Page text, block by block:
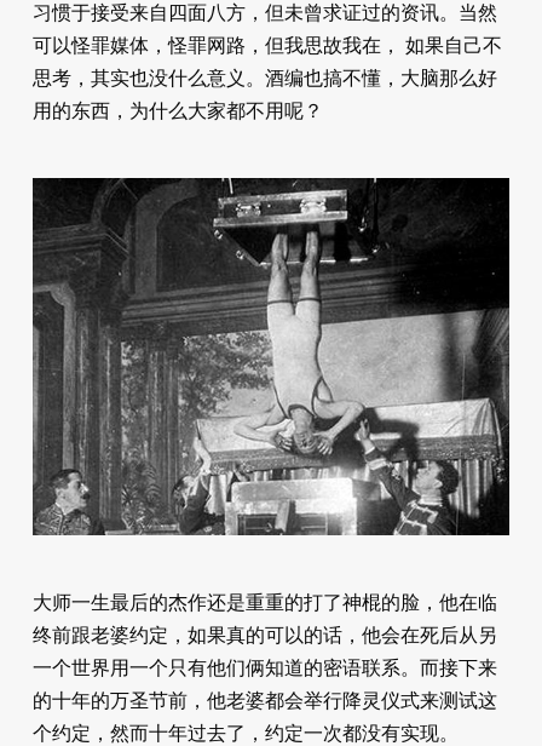
习惯于接受来自四面八方，但未曾求证过的资讯。当然
可以怪罪媒体，怪罪网路，但我思故我在， 如果自己不
思考，其实也没什么意义。酒编也搞不懂，大脑那么好
用的东西，为什么大家都不用呢？
大师一生最后的杰作还是重重的打了神棍的脸，他在临
终前跟老婆约定，如果真的可以的话，他会在死后从另
一个世界用一个只有他们俩知道的密语联系。而接下来
的十年的万圣节前，他老婆都会举行降灵仪式来测试这
个约定，然而十年过去了，约定一次都没有实现。